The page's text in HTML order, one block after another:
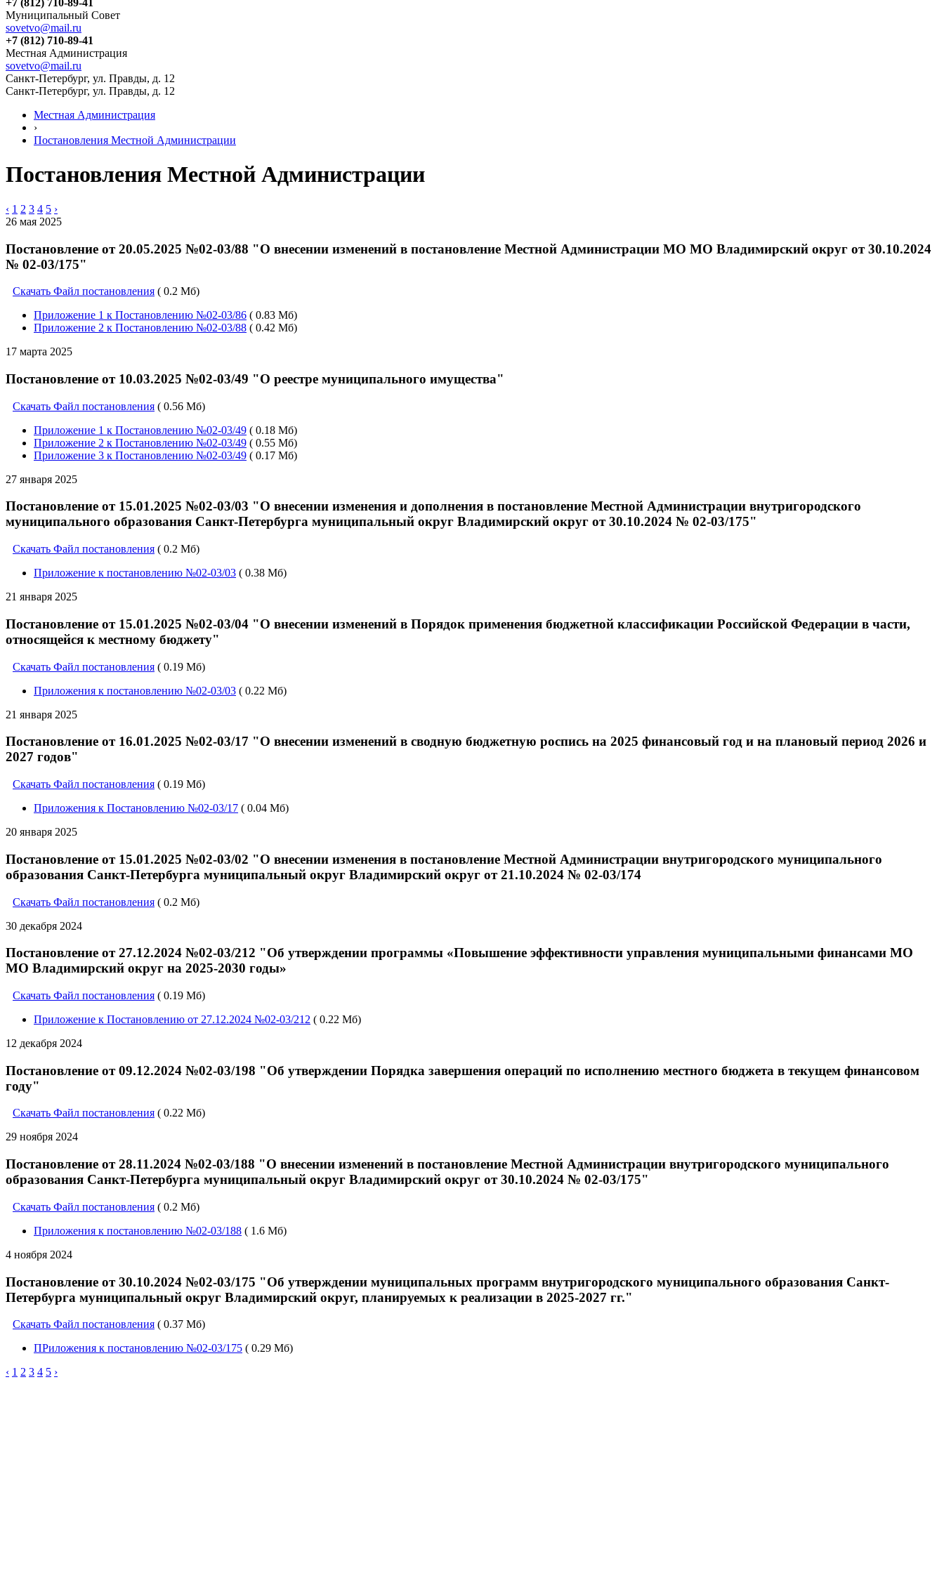
+7 (812) 710-89-41
Муниципальный Совет
sovetvo@mail.ru
+7 (812) 710-89-41
Местная Администрация
sovetvo@mail.ru
Санкт-Петербург, ул. Правды, д. 12
Санкт-Петербург, ул. Правды, д. 12
Местная Администрация
›
Постановления Местной Администрации
Постановления Местной Администрации
‹ 1 2 3 4 5 ›
26 мая 2025
Постановление от 20.05.2025 №02-03/88 "О внесении изменений в постановление Местной Администрации МО МО Владимирский округ от 30.10.2024
№ 02-03/175"
Скачать Файл постановления ( 0.2 Мб)
Приложение 1 к Постановлению №02-03/86 ( 0.83 Мб)
Приложение 2 к Постановлению №02-03/88 ( 0.42 Мб)
17 марта 2025
Постановление от 10.03.2025 №02-03/49 "О реестре муниципального имущества"
Скачать Файл постановления ( 0.56 Мб)
Приложение 1 к Постановлению №02-03/49 ( 0.18 Мб)
Приложение 2 к Постановлению №02-03/49 ( 0.55 Мб)
Приложение 3 к Постановлению №02-03/49 ( 0.17 Мб)
27 января 2025
Постановление от 15.01.2025 №02-03/03 "О внесении изменения и дополнения в постановление Местной Администрации внутригородского
муниципального образования Санкт-Петербурга муниципальный округ Владимирский округ от 30.10.2024 № 02-03/175"
Скачать Файл постановления ( 0.2 Мб)
Приложение к постановлению №02-03/03 ( 0.38 Мб)
21 января 2025
Постановление от 15.01.2025 №02-03/04 "О внесении изменений в Порядок применения бюджетной классификации Российской Федерации в части,
относящейся к местному бюджету"
Скачать Файл постановления ( 0.19 Мб)
Приложения к постановлению №02-03/03 ( 0.22 Мб)
21 января 2025
Постановление от 16.01.2025 №02-03/17 "О внесении изменений в сводную бюджетную роспись на 2025 финансовый год и на плановый период 2026 и
2027 годов"
Скачать Файл постановления ( 0.19 Мб)
Приложения к Постановлению №02-03/17 ( 0.04 Мб)
20 января 2025
Постановление от 15.01.2025 №02-03/02 "О внесении изменения в постановление Местной Администрации внутригородского муниципального
образования Санкт-Петербурга муниципальный округ Владимирский округ от 21.10.2024 № 02-03/174
Скачать Файл постановления ( 0.2 Мб)
30 декабря 2024
Постановление от 27.12.2024 №02-03/212 "Об утверждении программы «Повышение эффективности управления муниципальными финансами МО
МО Владимирский округ на 2025-2030 годы»
Скачать Файл постановления ( 0.19 Мб)
Приложение к Постановлению от 27.12.2024 №02-03/212 ( 0.22 Мб)
12 декабря 2024
Постановление от 09.12.2024 №02-03/198 "Об утверждении Порядка завершения операций по исполнению местного бюджета в текущем финансовом
году"
Скачать Файл постановления ( 0.22 Мб)
29 ноября 2024
Постановление от 28.11.2024 №02-03/188 "О внесении изменений в постановление Местной Администрации внутригородского муниципального
образования Санкт-Петербурга муниципальный округ Владимирский округ от 30.10.2024 № 02-03/175"
Скачать Файл постановления ( 0.2 Мб)
Приложения к постановлению №02-03/188 ( 1.6 Мб)
4 ноября 2024
Постановление от 30.10.2024 №02-03/175 "Об утверждении муниципальных программ внутригородского муниципального образования Санкт-
Петербурга муниципальный округ Владимирский округ, планируемых к реализации в 2025-2027 гг."
Скачать Файл постановления ( 0.37 Мб)
ПРиложения к постановлению №02-03/175 ( 0.29 Мб)
‹ 1 2 3 4 5 ›